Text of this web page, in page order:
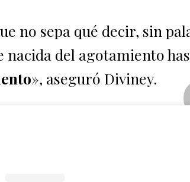
no sepa qué decir, sin
del agotamiento
», aseguró Diviney.